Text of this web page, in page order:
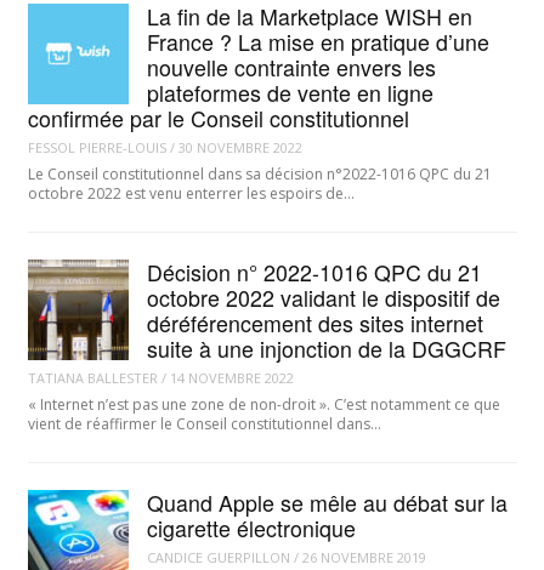
La fin de la Marketplace WISH en
France ? La mise en pratique d’une
nouvelle contrainte envers les
plateformes de vente en ligne
confirmée par le Conseil constitutionnel
FESSOL PIERRE-LOUIS/ 30 NOVEMBRE 2022
Le Conseil constitutionnel dans sa décision n°2022-1016 QPC du 21
octobre 2022 est venu enterrer les espoirs de…
Décision n° 2022-1016 QPC du 21
octobre 2022 validant le dispositif de
déréférencement des sites internet
suite à une injonction de la DGGCRF
TATIANA BALLESTER / 14 NOVEMBRE 2022
« Internet n’est pas une zone de non-droit ». C’est notamment ce que
vient de réaffirmer le Conseil constitutionnel dans…
Quand Apple se mêle au débat sur la
cigarette électronique
CANDICE GUERPILLON / 26 NOVEMBRE 2019